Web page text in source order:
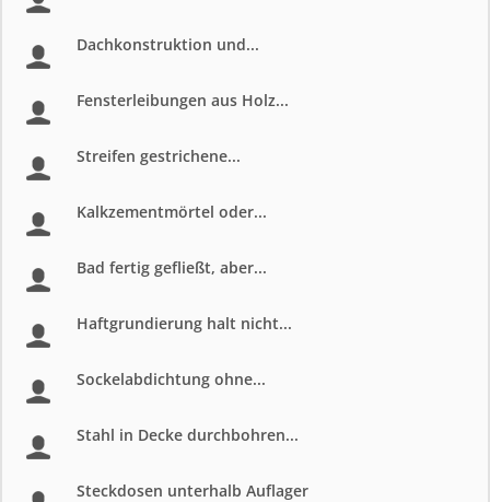
Dachkonstruktion und...
Fensterleibungen aus Holz...
Streifen gestrichene...
Kalkzementmörtel oder...
Bad fertig gefließt, aber...
Haftgrundierung halt nicht...
Sockelabdichtung ohne...
Stahl in Decke durchbohren...
Steckdosen unterhalb Auflager